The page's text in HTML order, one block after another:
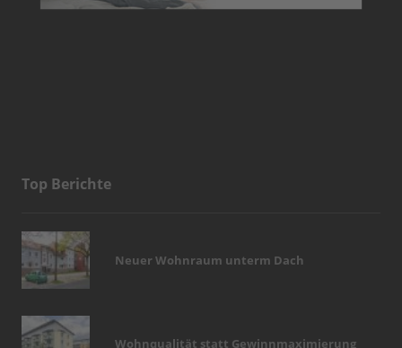
Top Berichte
Neuer Wohnraum unterm Dach
Wohnqualität statt Gewinnmaximierung